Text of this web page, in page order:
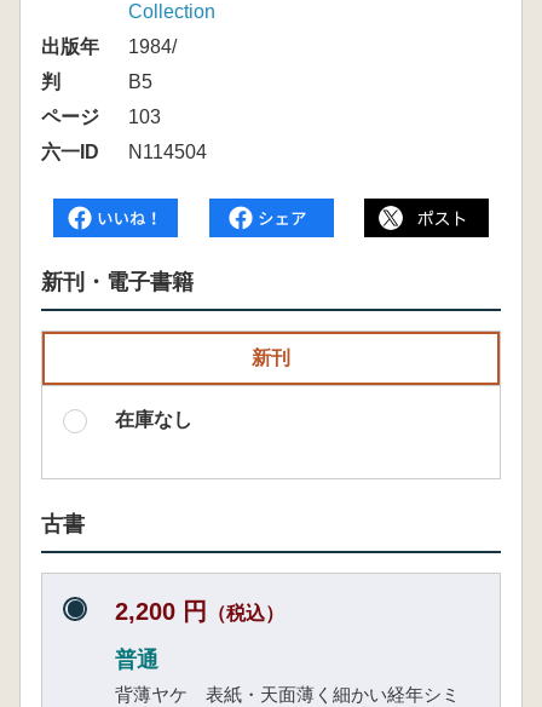
Collection
出版年
1984/
判
B5
ページ
103
六一ID
N114504
新刊・電子書籍
新刊
在庫なし
古書
2,200 円 （税込）
普通
背薄ヤケ 表紙・天面薄く細かい経年シミ